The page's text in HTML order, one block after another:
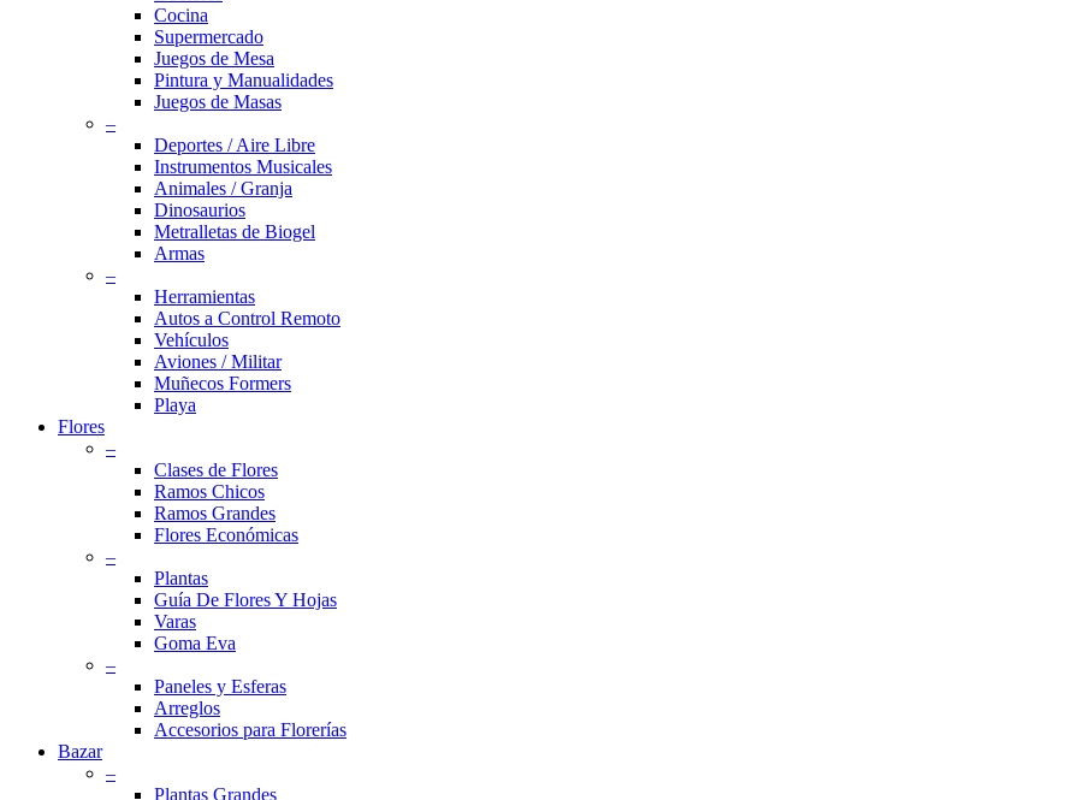
Cocina
Supermercado
Juegos de Mesa
Pintura y Manualidades
Juegos de Masas
–
Deportes / Aire Libre
Instrumentos Musicales
Animales / Granja
Dinosaurios
Metralletas de Biogel
Armas
–
Herramientas
Autos a Control Remoto
Vehículos
Aviones / Militar
Muñecos Formers
Playa
Flores
–
Clases de Flores
Ramos Chicos
Ramos Grandes
Flores Económicas
–
Plantas
Guía De Flores Y Hojas
Varas
Goma Eva
–
Paneles y Esferas
Arreglos
Accesorios para Florerías
Bazar
–
Plantas Grandes